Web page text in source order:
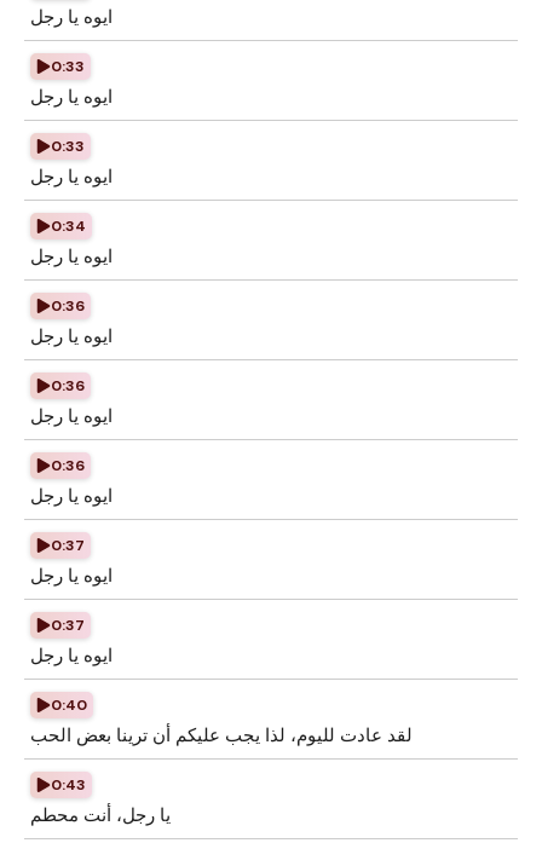
ايوه يا رجل
0:33
ايوه يا رجل
0:33
ايوه يا رجل
0:34
ايوه يا رجل
0:36
ايوه يا رجل
0:36
ايوه يا رجل
0:36
ايوه يا رجل
0:37
ايوه يا رجل
0:37
ايوه يا رجل
0:40
لقد عادت لليوم، لذا يجب عليكم أن ترينا بعض الحب
0:43
يا رجل، أنت محطم